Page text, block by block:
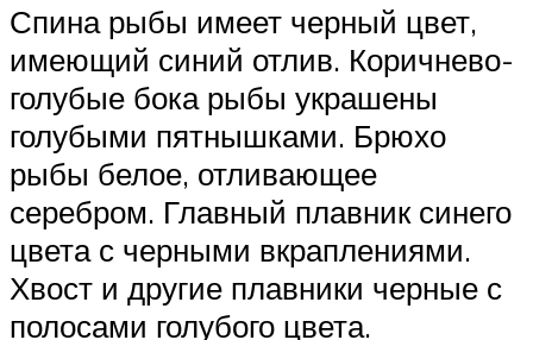
Спина рыбы имеет черный цвет,
имеющий синий отлив. Коричнево-
голубые бока рыбы украшены
голубыми пятнышками. Брюхо
рыбы белое, отливающее
серебром. Главный плавник синего
цвета с черными вкраплениями.
Хвост и другие плавники черные с
полосами голубого цвета.